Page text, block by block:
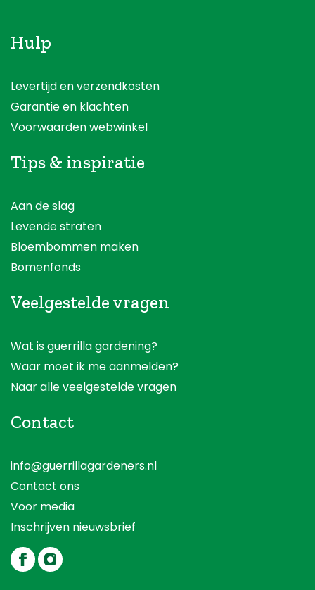
Hulp
Levertijd en verzendkosten
Garantie en klachten
Voorwaarden webwinkel
Tips & inspiratie
Aan de slag
Levende straten
Bloembommen maken
Bomenfonds
Veelgestelde vragen
Wat is guerrilla gardening?
Waar moet ik me aanmelden?
Naar alle veelgestelde vragen
Contact
info@guerrillagardeners.nl
Contact ons
Voor media
Inschrijven nieuwsbrief